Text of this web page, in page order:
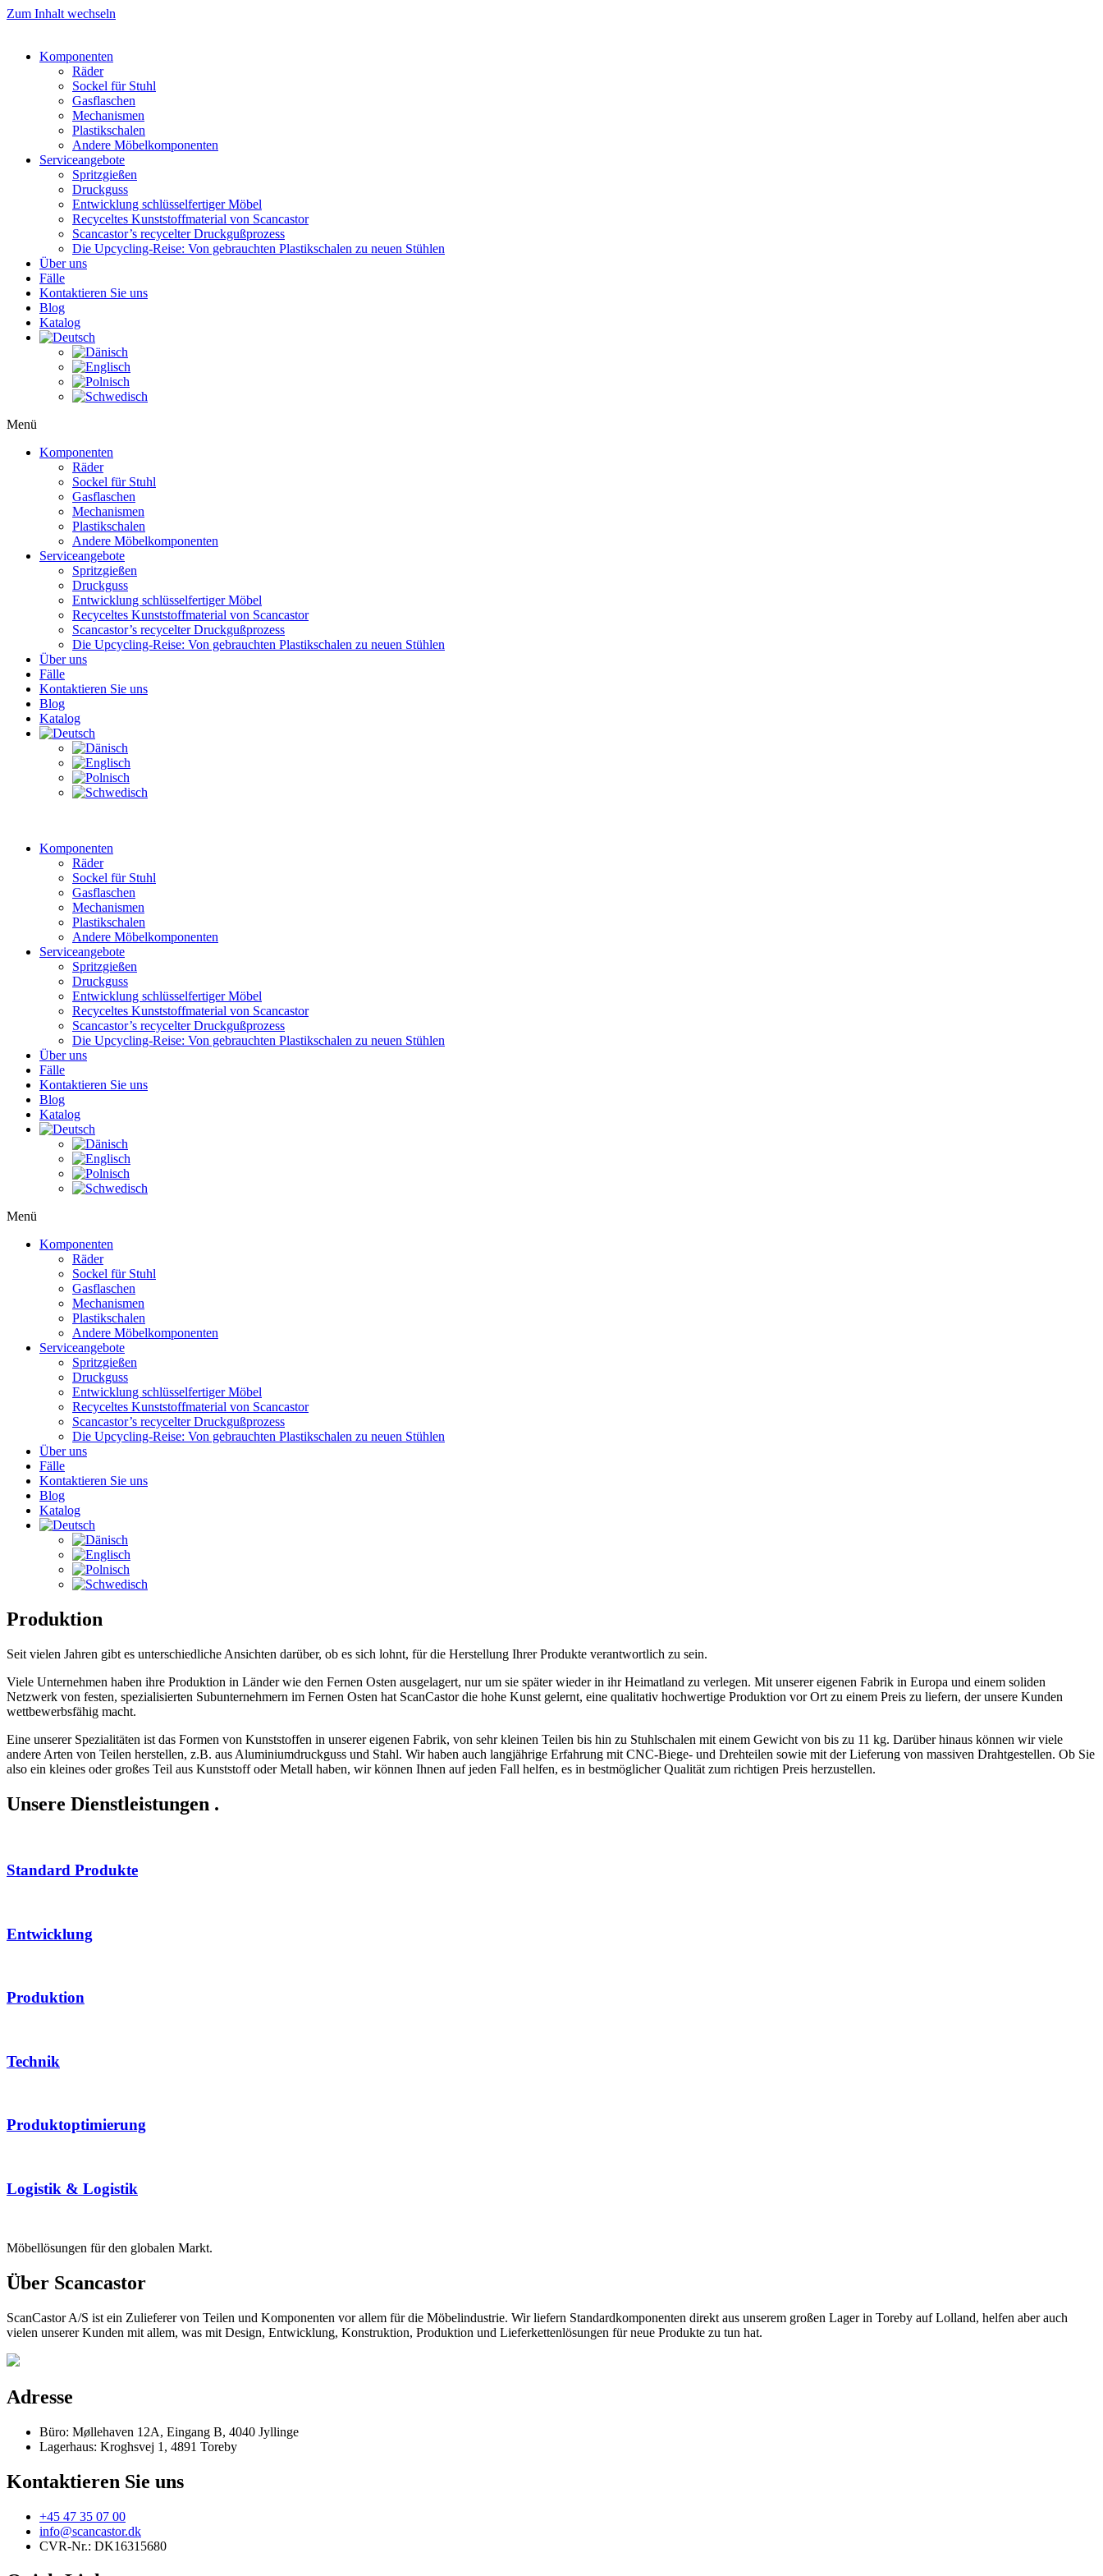
Zum Inhalt wechseln
Komponenten
Räder
Sockel für Stuhl
Gasflaschen
Mechanismen
Plastikschalen
Andere Möbelkomponenten
Serviceangebote
Spritzgießen
Druckguss
Entwicklung schlüsselfertiger Möbel
Recyceltes Kunststoffmaterial von Scancastor
Scancastor’s recycelter Druckgußprozess
Die Upcycling-Reise: Von gebrauchten Plastikschalen zu neuen Stühlen
Über uns
Fälle
Kontaktieren Sie uns
Blog
Katalog
Menü
Komponenten
Räder
Sockel für Stuhl
Gasflaschen
Mechanismen
Plastikschalen
Andere Möbelkomponenten
Serviceangebote
Spritzgießen
Druckguss
Entwicklung schlüsselfertiger Möbel
Recyceltes Kunststoffmaterial von Scancastor
Scancastor’s recycelter Druckgußprozess
Die Upcycling-Reise: Von gebrauchten Plastikschalen zu neuen Stühlen
Über uns
Fälle
Kontaktieren Sie uns
Blog
Katalog
Komponenten
Räder
Sockel für Stuhl
Gasflaschen
Mechanismen
Plastikschalen
Andere Möbelkomponenten
Serviceangebote
Spritzgießen
Druckguss
Entwicklung schlüsselfertiger Möbel
Recyceltes Kunststoffmaterial von Scancastor
Scancastor’s recycelter Druckgußprozess
Die Upcycling-Reise: Von gebrauchten Plastikschalen zu neuen Stühlen
Über uns
Fälle
Kontaktieren Sie uns
Blog
Katalog
Menü
Komponenten
Räder
Sockel für Stuhl
Gasflaschen
Mechanismen
Plastikschalen
Andere Möbelkomponenten
Serviceangebote
Spritzgießen
Druckguss
Entwicklung schlüsselfertiger Möbel
Recyceltes Kunststoffmaterial von Scancastor
Scancastor’s recycelter Druckgußprozess
Die Upcycling-Reise: Von gebrauchten Plastikschalen zu neuen Stühlen
Über uns
Fälle
Kontaktieren Sie uns
Blog
Katalog
Produktion
Seit vielen Jahren gibt es unterschiedliche Ansichten darüber, ob es sich lohnt, für die Herstellung Ihrer Produkte verantwortlich zu sein.
Viele Unternehmen haben ihre Produktion in Länder wie den Fernen Osten ausgelagert, nur um sie später wieder in ihr Heimatland zu verlegen. Mit unserer eigenen Fabrik in Europa und einem soliden
Netzwerk von festen, spezialisierten Subunternehmern im Fernen Osten hat ScanCastor die hohe Kunst gelernt, eine qualitativ hochwertige Produktion vor Ort zu einem Preis zu liefern, der unsere Kunden
wettbewerbsfähig macht.
Eine unserer Spezialitäten ist das Formen von Kunststoffen in unserer eigenen Fabrik, von sehr kleinen Teilen bis hin zu Stuhlschalen mit einem Gewicht von bis zu 11 kg. Darüber hinaus können wir viele
andere Arten von Teilen herstellen, z.B. aus Aluminiumdruckguss und Stahl. Wir haben auch langjährige Erfahrung mit CNC-Biege- und Drehteilen sowie mit der Lieferung von massiven Drahtgestellen. Ob Sie
also ein kleines oder großes Teil aus Kunststoff oder Metall haben, wir können Ihnen auf jeden Fall helfen, es in bestmöglicher Qualität zum richtigen Preis herzustellen.
Unsere Dienstleistungen .
Standard Produkte
Entwicklung
Produktion
Technik
Produktoptimierung
Logistik & Logistik
Möbellösungen für den globalen Markt.
Über Scancastor
ScanCastor A/S ist ein Zulieferer von Teilen und Komponenten vor allem für die Möbelindustrie. Wir liefern Standardkomponenten direkt aus unserem großen Lager in Toreby auf Lolland, helfen aber auch
vielen unserer Kunden mit allem, was mit Design, Entwicklung, Konstruktion, Produktion und Lieferkettenlösungen für neue Produkte zu tun hat.
Adresse
Büro: Møllehaven 12A, Eingang B, 4040 Jyllinge
Lagerhaus: Kroghsvej 1, 4891 Toreby
Kontaktieren Sie uns
+45 47 35 07 00
info@scancastor.dk
CVR-Nr.: DK16315680